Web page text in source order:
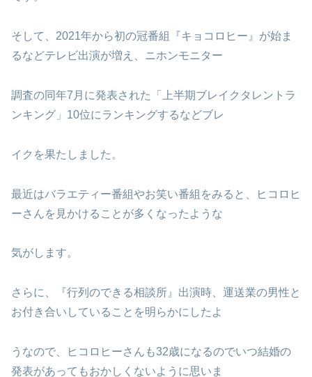
そして、2021年から初の冠番組『キョコロヒー』が始ま
るなどテレビ出演が増え、ニホンモニター
調査の同年7月に発表された「上半期ブレイクタレントラ
ンキング」10位にランキングするなどブレ
イクを果たしました。
最近はバラエティー番組やお笑い番組をみると、ヒコロヒ
ーさんを見かけることが多くなったような
気がします。
さらに、『行列のできる相談所』出演時、運送業の男性と
お付き合いしていることを明らかにしたよ
うなので、ヒコロヒーさんも32歳になるのでいつ結婚の
発表があってもおかしくないように思いま